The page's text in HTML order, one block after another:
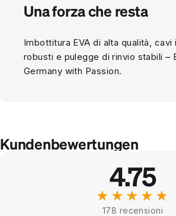
Una forza che resta
Imbottitura EVA di alta qualità, cavi
robusti e pulegge di rinvio stabili –
Germany with Passion.
Kundenbewertungen
4.75
★★★★★
178 recensioni